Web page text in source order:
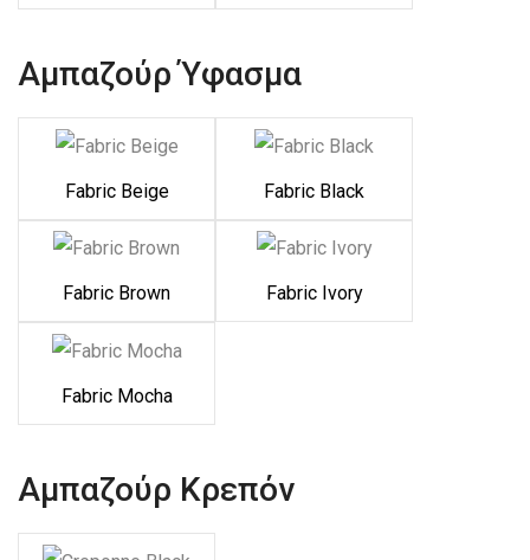
Αμπαζούρ Ύφασμα
Fabric Beige Fabric Black
Fabric Brown Fabric Ivory
Fabric Mocha
Αμπαζούρ Κρεπόν